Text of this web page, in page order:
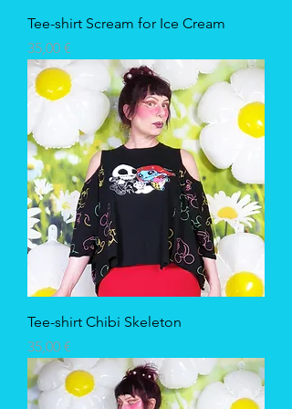
Tee-shirt Scream for Ice Cream
Prix
35,00 €
Tee-shirt Chibi Skeleton
Prix
35,00 €